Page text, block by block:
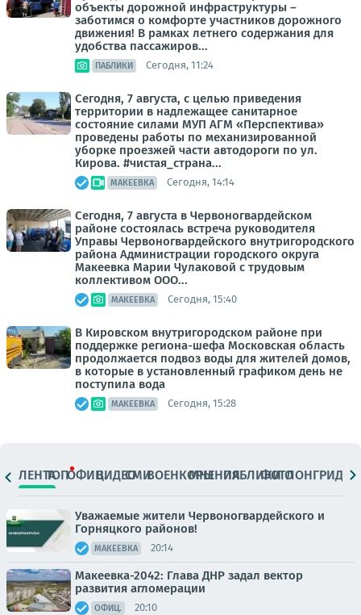
объекты дорожной инфраструктуры –
заботимся о комфорте участников дорожного
движения! В рамках летнего содержания для
удобства пассажиров...
ПАБЛИКИ Сегодня, 11:24
Сегодня, 7 августа, с целью приведения
территории в надлежащее санитарное
состояние силами МУП АГМ «Перспектива»
проведены работы по механизированной
уборке проезжей части автодороги по ул.
Кирова. #чистая_страна...
МАКЕЕВКА Сегодня, 14:14
Сегодня, 7 августа в Червоногвардейском
районе состоялась встреча руководителя
Управы Червоногвардейского внутригородского
района Администрации городского округа
Макеевка Марии Чулаковой с трудовым
коллективом ООО...
МАКЕЕВКА Сегодня, 15:40
В Кировском внутригородском районе при
поддержке региона-шефа Московская область
продолжается подвоз воды для жителей домов,
в которые в установленный графиком день не
поступила вода
МАКЕЕВКА Сегодня, 15:28
ЛЕНТАТОПОФИЦ.ВИДЕОСМИВОЕНКОРЫМНЕНИЯПАБЛИКИ
ФОТОЛОНГРИДЫ
Уважаемые жители Червоногвардейского и
Горняцкого районов!
МАКЕЕВКА 20:14
Макеевка-2042: Глава ДНР задал вектор
развития агломерации
ОФИЦ. 20:10